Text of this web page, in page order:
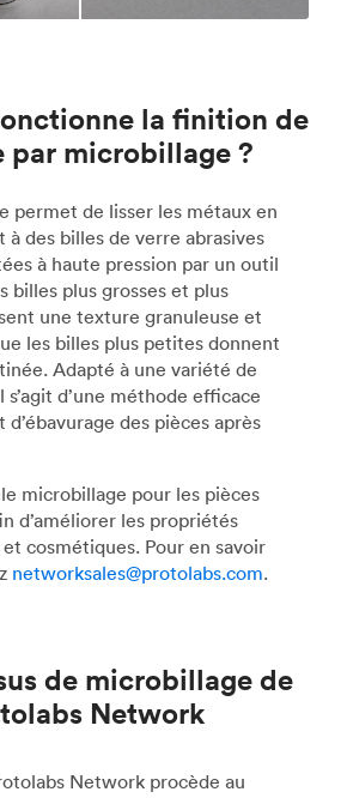
la finition de
par microbillage ?
permet de lisser les métaux en
à des billes de verre abrasives
à haute pression par un outil
billes plus grosses et plus
une texture granuleuse et
les billes plus petites donnent
Adapté à une variété de
d’une méthode efficace
d’ébavurage des pièces après
microbillage pour les pièces
d’améliorer les propriétés
cosmétiques. Pour en savoir
networksales@protolabs.com.
de microbillage de
Network
Network procède au